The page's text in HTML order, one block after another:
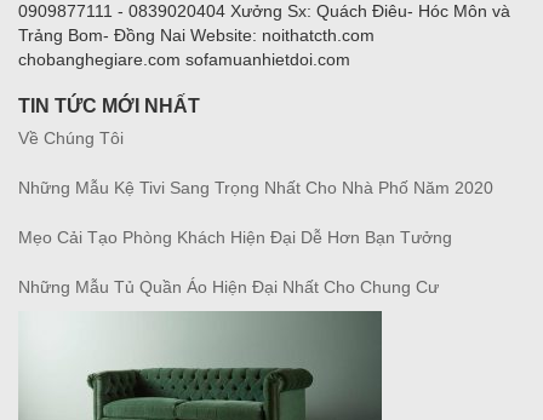
0909877111 - 0839020404 Xưởng Sx: Quách Điêu- Hóc Môn và
Trảng Bom- Đồng Nai Website: noithatcth.com
chobanghegiare.com sofamuanhietdoi.com
TIN TỨC MỚI NHẤT
Về Chúng Tôi
Những Mẫu Kệ Tivi Sang Trọng Nhất Cho Nhà Phố Năm 2020
Mẹo Cải Tạo Phòng Khách Hiện Đại Dễ Hơn Bạn Tưởng
Những Mẫu Tủ Quần Áo Hiện Đại Nhất Cho Chung Cư